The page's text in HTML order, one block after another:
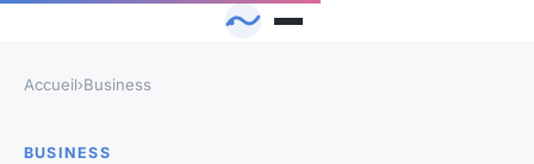
Accueil›Business
BUSINESS